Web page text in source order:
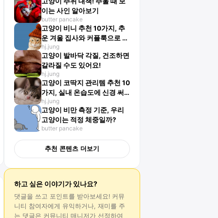
이는 사인 알아보기
butter pancake
고양이 비니 추천 10가지, 추
운 겨울 집사와 커플룩으로 완
성!
hj.jung
고양이 발바닥 각질, 건조하면
갈라질 수도 있어요!
hj.jung
고양이 코딱지 관리템 추천 10
가지, 실내 온습도에 신경 써
야
hj.jung
고양이 비만 측정 기준, 우리
고양이는 적정 체중일까?
butter pancake
추천 콘텐츠 더보기
하고 싶은 이야기가 있나요?
댓글을 쓰고 포인트를 받아보세요! 커뮤
니티 참여자에게 유익하거나, 재미를 주
는 댓글은 커뮤니티 매니저가 선정하여